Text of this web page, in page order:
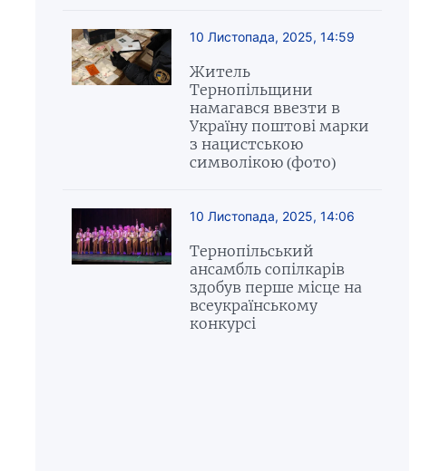
10 Листопада, 2025, 14:59
Житель
Тернопільщини
намагався ввезти в
Україну поштові марки
з нацистською
символікою (фото)
10 Листопада, 2025, 14:06
Тернопільський
ансамбль сопілкарів
здобув перше місце на
всеукраїнському
конкурсі